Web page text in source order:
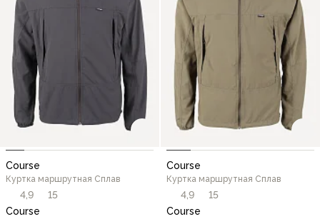
Course
Куртка маршрутная Сплав
4,9
15
Course
Course
Куртка маршрутная Сплав
4,9
15
Course